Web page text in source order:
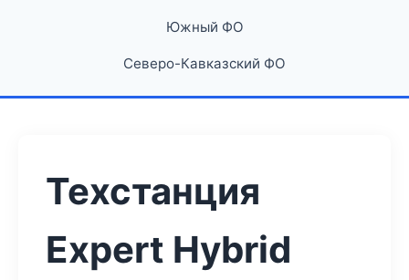
Южный ФО
Северо-Кавказский ФО
Техстанция
Expert Hybrid